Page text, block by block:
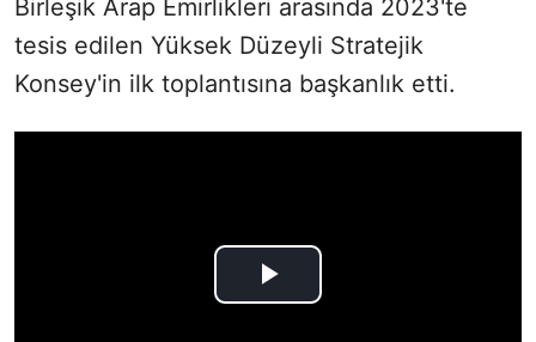
Birleşik Arap Emirlikleri arasında 2023'te
tesis edilen Yüksek Düzeyli Stratejik
Konsey'in ilk toplantısına başkanlık etti.